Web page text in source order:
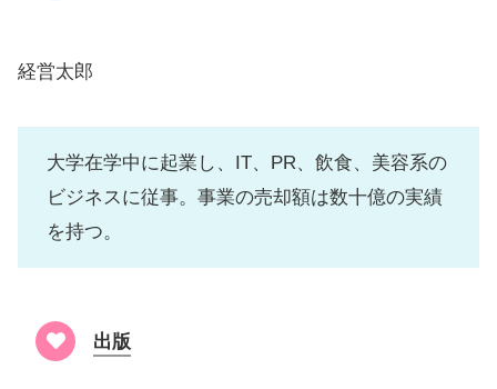
経営太郎
大学在学中に起業し、IT、PR、飲食、美容系の
ビジネスに従事。事業の売却額は数十億の実績
を持つ。
出版